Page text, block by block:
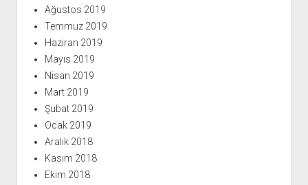
Ağustos 2019
Temmuz 2019
Haziran 2019
Mayıs 2019
Nisan 2019
Mart 2019
Şubat 2019
Ocak 2019
Aralık 2018
Kasım 2018
Ekim 2018